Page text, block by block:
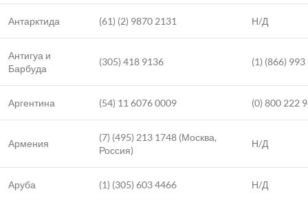
Антарктида (61) (2) 9870 2131 Н/Д
Антигуа и
Барбуда
(305) 418 9136 (1) (866)
Аргентина (54) 11 6076 0009 (0) 800 222
Армения
(7) (495) 213 1748 (Москва,
Россия)
Н/Д
Аруба (1) (305) 603 4466 Н/Д